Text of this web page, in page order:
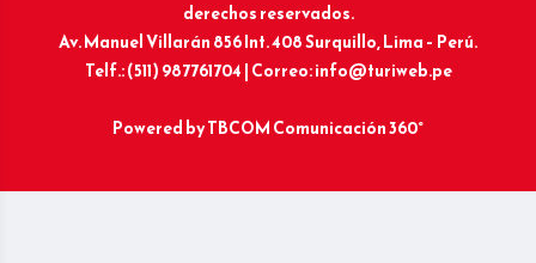
derechos reservados.
Av. Manuel Villarán 856 Int. 408 Surquillo, Lima – Perú.
Telf.: (511) 987761704 | Correo: info@turiweb.pe
Powered byTBCOM Comunicación 360°